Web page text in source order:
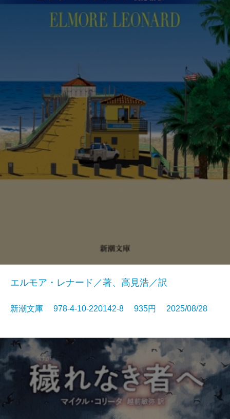
エルモア・レナード／著、高見浩／訳
新潮文庫 978-4-10-220142-8 935円 2025/08/28